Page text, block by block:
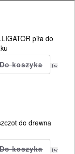
piła do
(w
do drewna
(w